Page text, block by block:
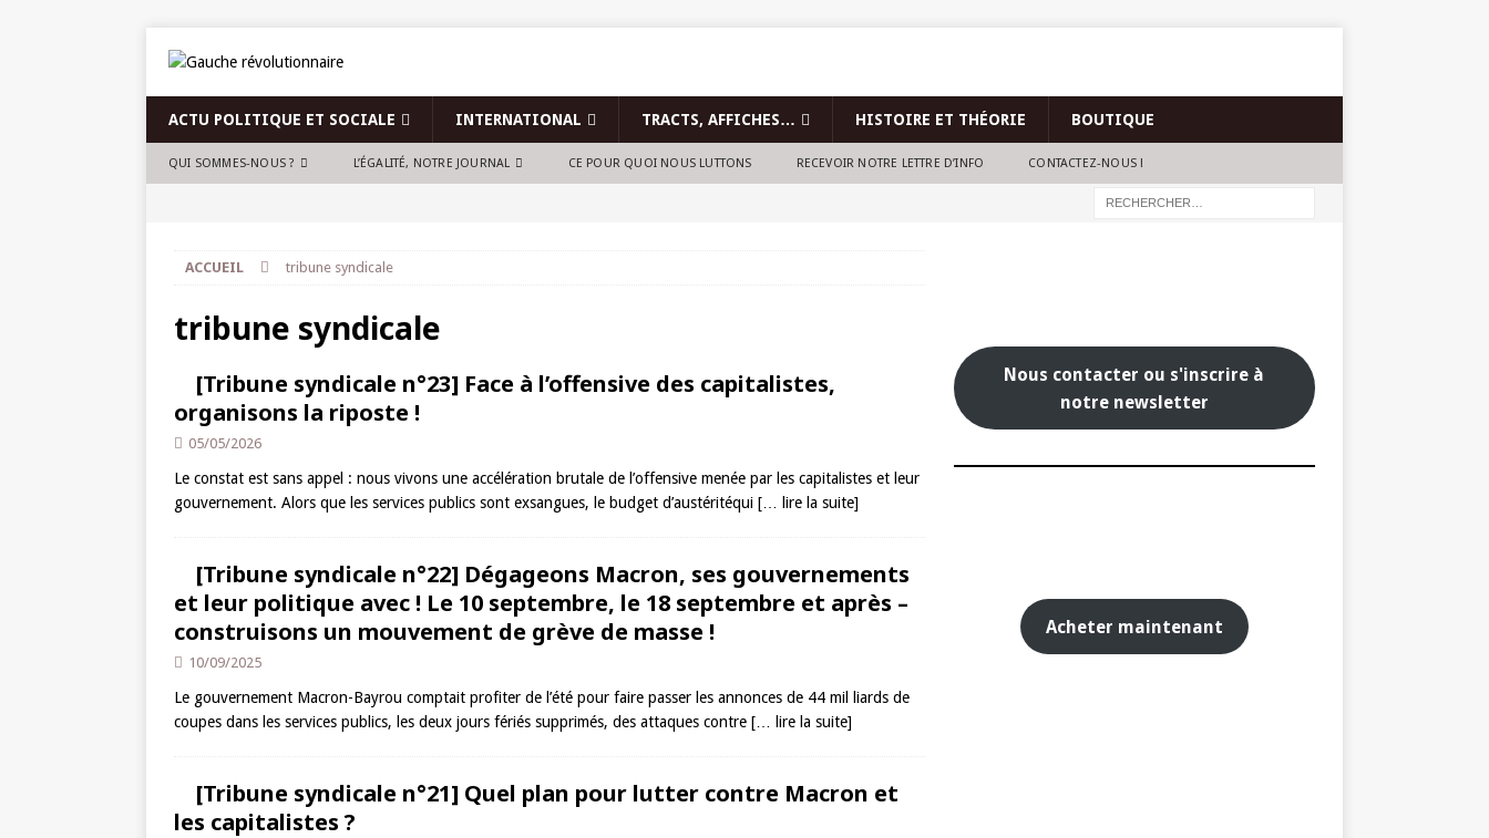
ACTU POLITIQUE ET SOCIALE INTERNATIONAL TRACTS, AFFICHES… HISTOIRE ET THÉORIE BOUTIQUE
QUI SOMMES-NOUS ? L’ÉGALITÉ, NOTRE JOURNAL CE POUR QUOI NOUS LUTTONS RECEVOIR NOTRE LETTRE D’INFO CONTACTEZ-NOUS !
ACCUEIL tribune syndicale
tribune syndicale
[Tribune syndicale n°23] Face à l’offensive des capitalistes,
organisons la riposte !
05/05/2026
Le constat est sans appel : nous vivons une accélération brutale de l’offensive menée par les capitalistes et leur
gouvernement. Alors que les services publics sont exsangues, le budget d’austéritéqui [… lire la suite]
[Tribune syndicale n°22] Dégageons Macron, ses gouvernements
et leur politique avec ! Le 10 septembre, le 18 septembre et après –
construisons un mouvement de grève de masse !
10/09/2025
Le gouvernement Macron­-Bayrou comptait profiter de l’été pour faire passer les annonces de 44 mil­ liards de
coupes dans les services publics, les deux jours fériés supprimés, des attaques contre [… lire la suite]
[Tribune syndicale n°21] Quel plan pour lutter contre Macron et
les capitalistes ?
Nous contacter ou s'inscrire à
notre newsletter
Acheter maintenant